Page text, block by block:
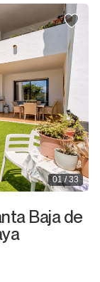
01 / 33
Baja de